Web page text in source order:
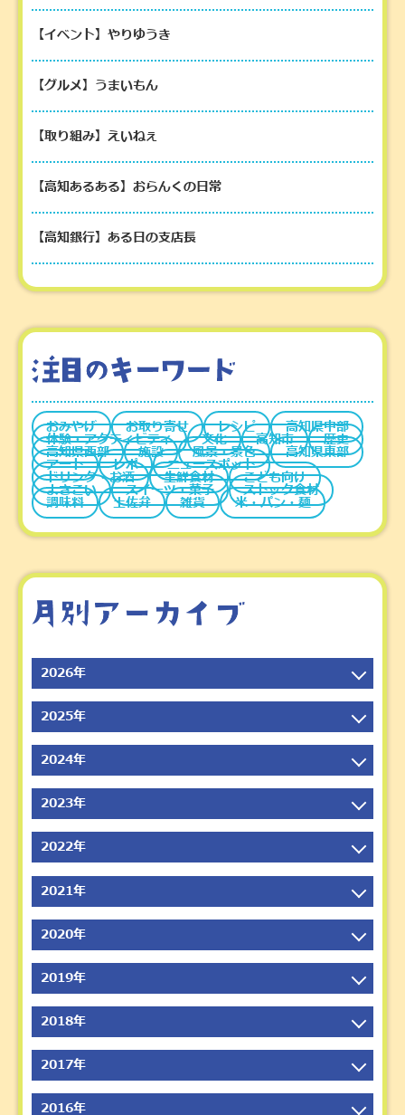
【イベント】やりゆうき
【グルメ】うまいもん
【取り組み】えいねぇ
【高知あるある】おらんくの日常
【高知銀行】ある日の支店長
おみやげ お取り寄せ レシピ 高知県中部
体験・アクティビティ 文化 高知市 歴史
高知県西部 施設 風景・景色 高知県東部
アート レポ ニュースポット
ドリンク・お酒 生鮮食材 こども向け
よさこい スイーツ・菓子 ストック食材
調味料 土佐弁 雑貨 米・パン・麺
2026年
2026年8月
2026年7月
2026年6月
2026年5月
2026年4月
2026年3月
2026年2月
2026年1月
2025年
2025年12月
2025年11月
2025年10月
2025年9月
2025年8月
2025年7月
2025年6月
2025年5月
2025年4月
2025年3月
2025年2月
2025年1月
2024年
2024年12月
2024年11月
2024年10月
2024年9月
2024年8月
2024年7月
2024年6月
2024年5月
2024年4月
2024年3月
2024年2月
2024年1月
2023年
2023年12月
2023年11月
2023年10月
2023年9月
2023年8月
2023年7月
2023年6月
2023年5月
2023年4月
2023年3月
2022年
2022年12月
2022年11月
2022年10月
2022年9月
2022年8月
2022年7月
2022年6月
2022年5月
2022年4月
2021年
2021年12月
2021年11月
2021年10月
2021年9月
2021年8月
2021年7月
2021年6月
2020年
2020年12月
2020年11月
2020年10月
2020年9月
2020年8月
2020年7月
2019年
2019年12月
2019年11月
2019年10月
2019年9月
2018年
2018年12月
2018年11月
2018年10月
2017年
2017年12月
2016年